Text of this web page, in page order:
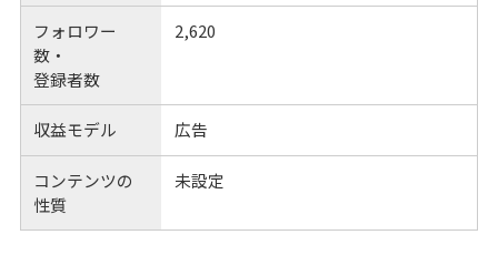
フォロワー
数・
登録者数
2,620
収益モデル 広告
コンテンツの
性質
未設定